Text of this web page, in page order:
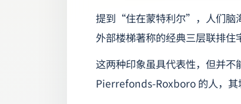
提到“住在蒙特利尔”，人们脑
外部楼梯著称的经典三层联排住
这两种印象虽具代表性，但并
Pierrefonds-Roxboro 的人，其